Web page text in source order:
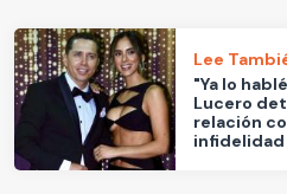
Lee
"Ya lo
Lucero
relación
infidelidad